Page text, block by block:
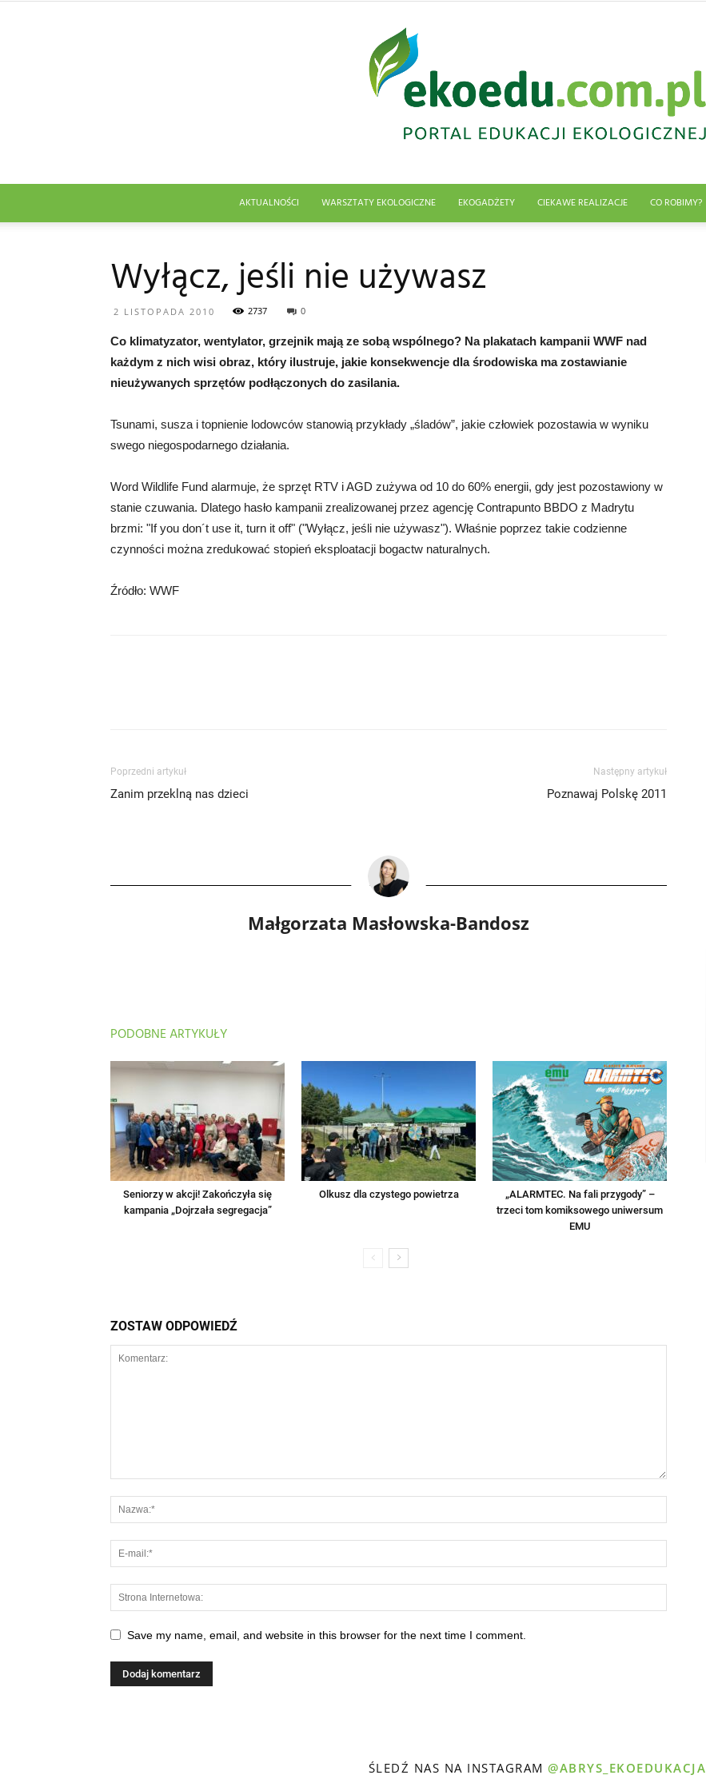
ekologiczna
AKTUALNOŚCI WARSZTATY EKOLOGICZNE EKOGADŻETY CIEKAWE REALIZACJE CO ROBIMY?
Wyłącz, jeśli nie używasz
2 LISTOPADA 2010 2737 0
Co klimatyzator, wentylator, grzejnik mają ze sobą wspólnego? Na plakatach kampanii WWF nad
każdym z nich wisi obraz, który ilustruje, jakie konsekwencje dla środowiska ma zostawianie
nieużywanych sprzętów podłączonych do zasilania.
Tsunami, susza i topnienie lodowców stanowią przykłady „śladów”, jakie człowiek pozostawia w wyniku
swego niegospodarnego działania.
Word Wildlife Fund alarmuje, że sprzęt RTV i AGD zużywa od 10 do 60% energii, gdy jest pozostawiony w
stanie czuwania. Dlatego hasło kampanii zrealizowanej przez agencję Contrapunto BBDO z Madrytu
brzmi: "If you don´t use it, turn it off" ("Wyłącz, jeśli nie używasz"). Właśnie poprzez takie codzienne
czynności można zredukować stopień eksploatacji bogactw naturalnych.
Źródło: WWF
Poprzedni artykuł
Zanim przeklną nas dzieci
Następny artykuł
Poznawaj Polskę 2011
Małgorzata Masłowska-Bandosz
PODOBNE ARTYKUŁY
Seniorzy w akcji! Zakończyła się
kampania „Dojrzała segregacja”
Olkusz dla czystego powietrza
„ALARMTEC. Na fali przygody” –
trzeci tom komiksowego uniwersum
EMU
ZOSTAW ODPOWIEDŹ
Save my name, email, and website in this browser for the next time I comment.
ŚLEDŹ NAS NA INSTAGRAM@ABRYS_EKOEDUKACJA